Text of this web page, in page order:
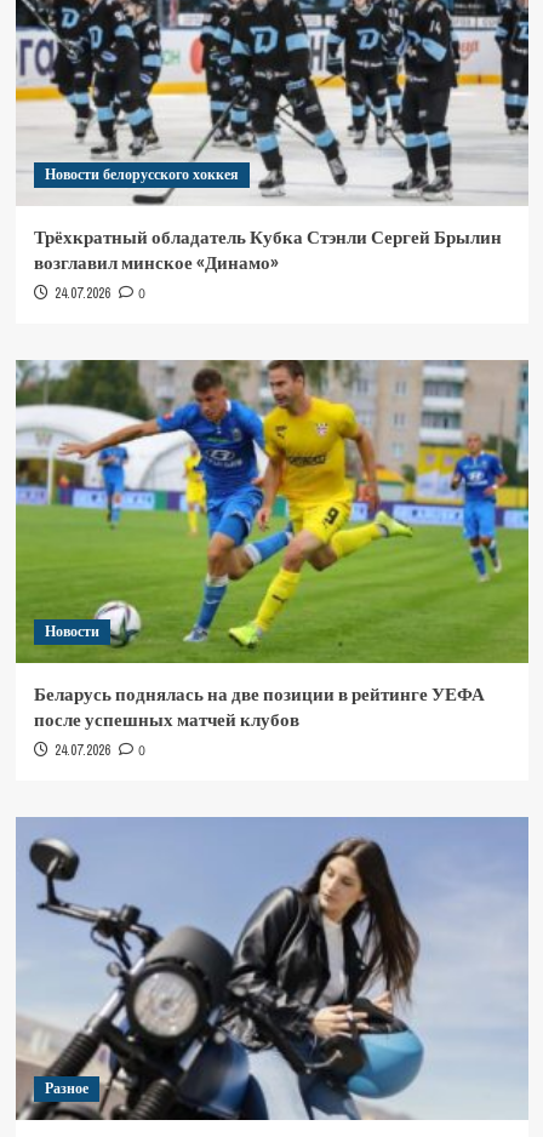
Новости белорусского хоккея
Трёхкратный обладатель Кубка Стэнли Сергей Брылин
возглавил минское «Динамо»
24.07.2026 0
Новости
Беларусь поднялась на две позиции в рейтинге УЕФА
после успешных матчей клубов
24.07.2026 0
Разное